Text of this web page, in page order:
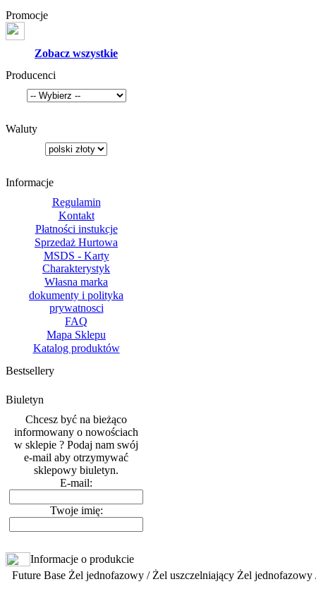
Promocje
Zobacz wszystkie
Producenci
Waluty
Informacje
Regulamin
Kontakt
Płatności instukcje
Sprzedaż Hurtowa
MSDS - Karty
Charakterystyk
Własna marka
dokumenty i polityka
prywatnosci
FAQ
Mapa Sklepu
Katalog produktów
Bestsellery
Biuletyn
Chcesz być na bieżąco
informowany o nowościach
w sklepie ? Podaj nam swój
e-mail aby otrzymywać
sklepowy biuletyn.
E-mail:
Twoje imię:
Informacje o produkcie
Future Base Żel jednofazowy / Żel uszczelniający Żel